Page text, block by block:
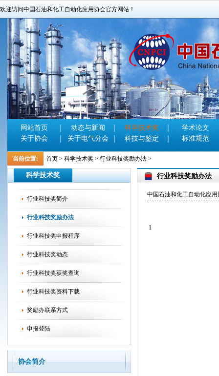
欢迎访问中国石油和化工自动化应用协会官方网站！
网站首页 动态与新闻 科学技术奖
学术论文
关于协会
关于电气分会 科技与鉴定 标准规范
当前位置: 首页 > 科学技术奖 > 行业科技奖励办法 >
科学技术奖
行业科技奖简介
行业科技奖励办法
行业科技奖申报程序
行业科技奖动态
行业科技奖获奖查询
行业科技奖资料下载
奖励办联系方式
申报登陆
协会简介
行业科技奖励办法
中国石油和化工自动化应
1